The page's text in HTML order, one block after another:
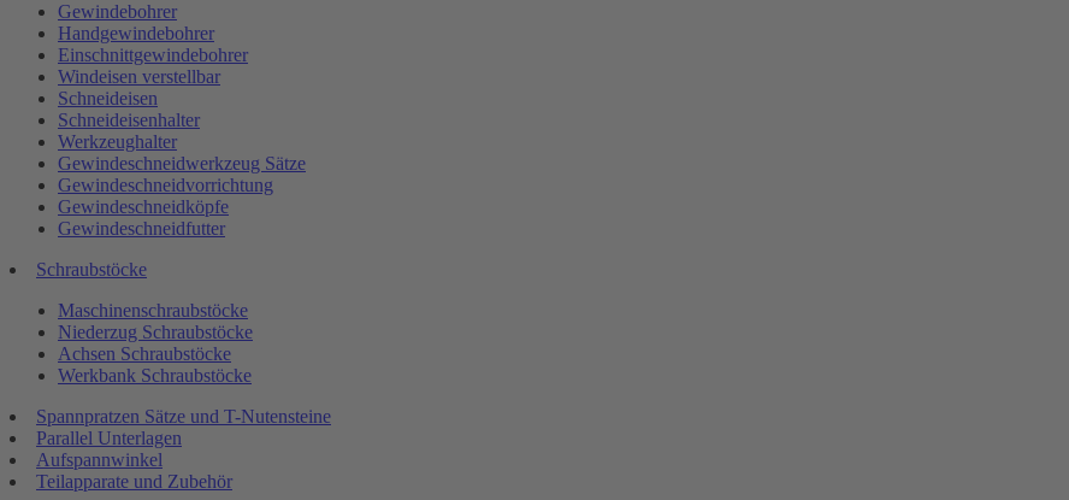
Gewindebohrer
Handgewindebohrer
Einschnittgewindebohrer
Windeisen verstellbar
Schneideisen
Schneideisenhalter
Werkzeughalter
Gewindeschneidwerkzeug Sätze
Gewindeschneidvorrichtung
Gewindeschneidköpfe
Gewindeschneidfutter
Schraubstöcke
Maschinenschraubstöcke
Niederzug Schraubstöcke
Achsen Schraubstöcke
Werkbank Schraubstöcke
Spannpratzen Sätze und T-Nutensteine
Parallel Unterlagen
Aufspannwinkel
Teilapparate und Zubehör